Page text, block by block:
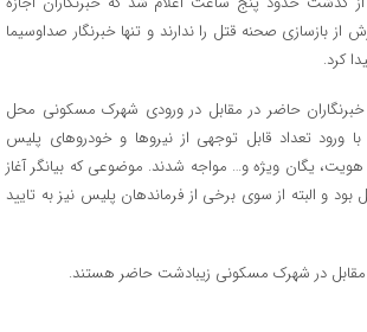
بازسازی صحنه قتل را ندارند و تنها خبرنگار صداوسیما
کرد.
۱۷ امروز خبرنگاران حاضر در مقابل در ورودی شهرک مسکونی محل
ورود تعداد قابل توجهی از نیروها و خودروهای پلیس
یگان ویژه و… مواجه شدند. موضوعی که بیانگر آغاز
و البته از سوی برخی از فرماندهان پلیس نیز به تایید
مقابل در شهرک مسکونی زیبادشت حاضر هستند.